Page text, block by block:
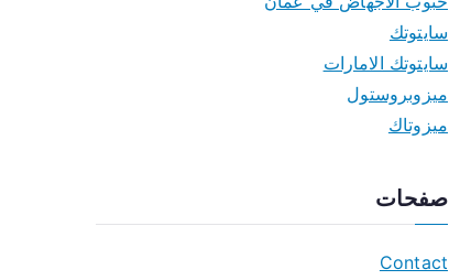
سايتوتك
سايتوتك الامارات
ميزوبروستول
ميزوتاك
صفحات
Contact